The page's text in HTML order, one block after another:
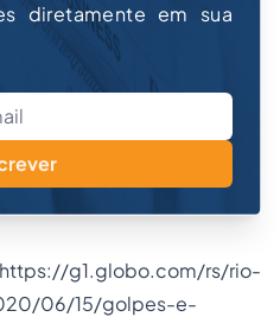
diretamente em sua
g1.globo.com/rs/rio-
06/15/golpes-e-